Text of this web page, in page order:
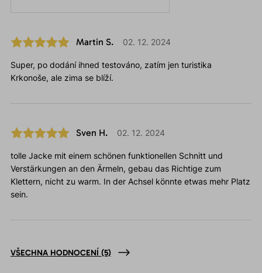
Martin S. 02. 12. 2024
Super, po dodání ihned testováno, zatím jen turistika
Krkonoše, ale zima se blíží.
Sven H. 02. 12. 2024
tolle Jacke mit einem schönen funktionellen Schnitt und
Verstärkungen an den Ärmeln, gebau das Richtige zum
Klettern, nicht zu warm. In der Achsel könnte etwas mehr Platz
sein.
VŠECHNA HODNOCENÍ (5)